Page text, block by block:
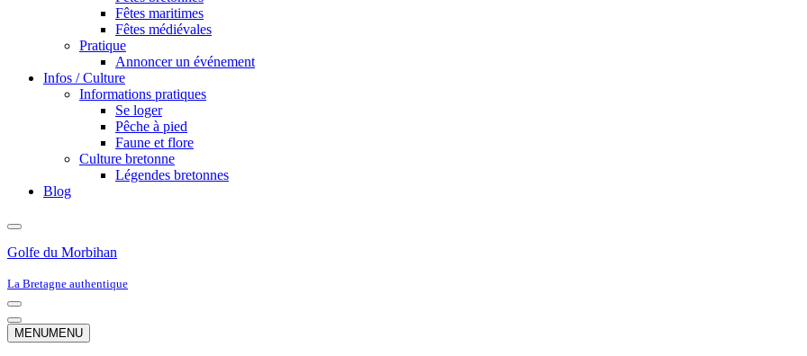
Fêtes maritimes
Fêtes médiévales
Pratique
Annoncer un événement
Infos / Culture
Informations pratiques
Se loger
Pêche à pied
Faune et flore
Culture bretonne
Légendes bretonnes
Blog
Golfe du Morbihan
La Bretagne authentique
Menu
de
navigation
Menu
de
MENUMENU